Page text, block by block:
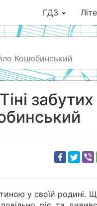
ГДЗ
Коцюбинський
у своїй родині.